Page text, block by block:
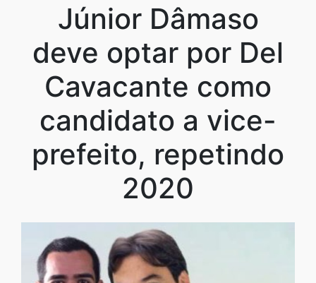
Júnior Dâmaso
deve optar por Del
Cavacante como
candidato a vice-
prefeito, repetindo
2020